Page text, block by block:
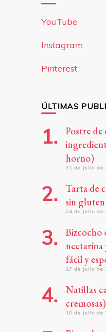
YouTube
Instagram
Pinterest
ÚLTIMAS
Postre
horno)
31 de julio de
Tarta de
sin gluten
24 de julio de
Bizcocho
nectarina
fácil y
17 de julio de
Natillas
cremosas)
10 de julio de